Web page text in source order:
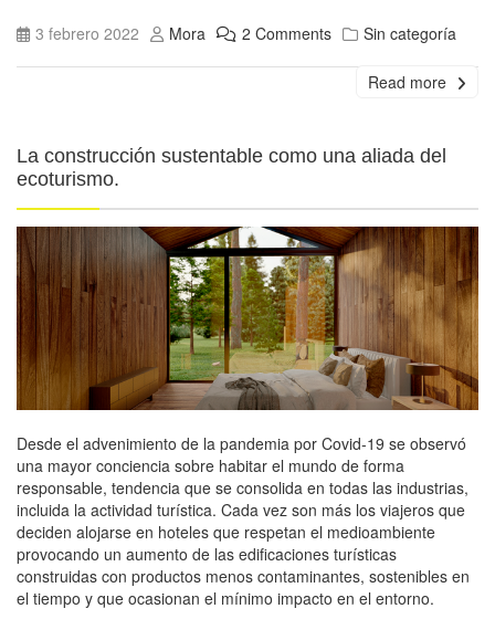
3 febrero 2022 Mora 2 Comments Sin categoría
Read more
La construcción sustentable como una aliada del
ecoturismo.
Desde el advenimiento de la pandemia por Covid-19 se observó
una mayor conciencia sobre habitar el mundo de forma
responsable, tendencia que se consolida en todas las industrias,
incluida la actividad turística. Cada vez son más los viajeros que
deciden alojarse en hoteles que respetan el medioambiente
provocando un aumento de las edificaciones turísticas
construidas con productos menos contaminantes, sostenibles en
el tiempo y que ocasionan el mínimo impacto en el entorno.